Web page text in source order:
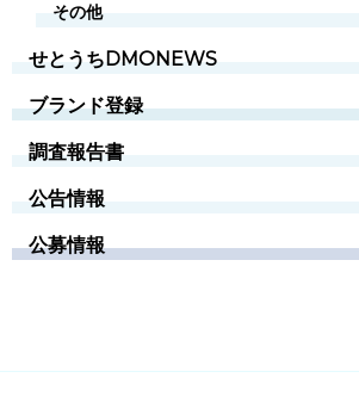
その他
せとうちDMONEWS
ブランド登録
調査報告書
公告情報
公募情報